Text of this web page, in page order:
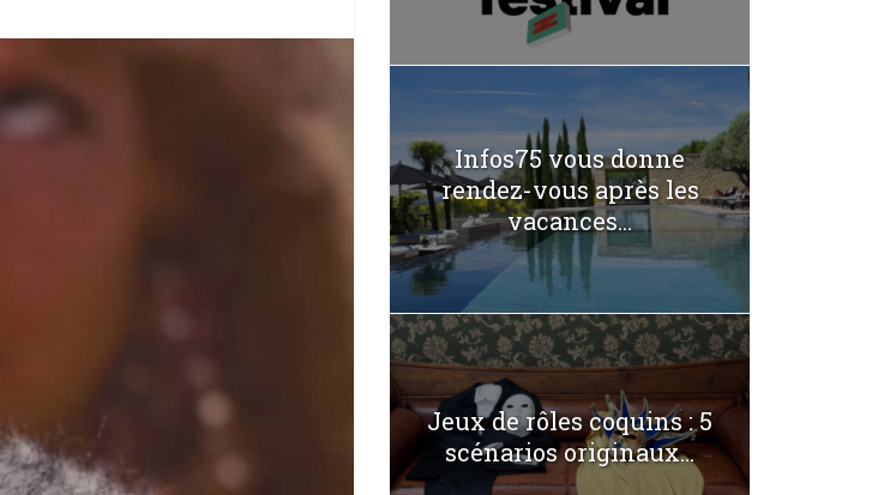
Infos75 vous donne
rendez-vous après les
vacances...
Jeux de rôles coquins : 5
scénarios originaux...